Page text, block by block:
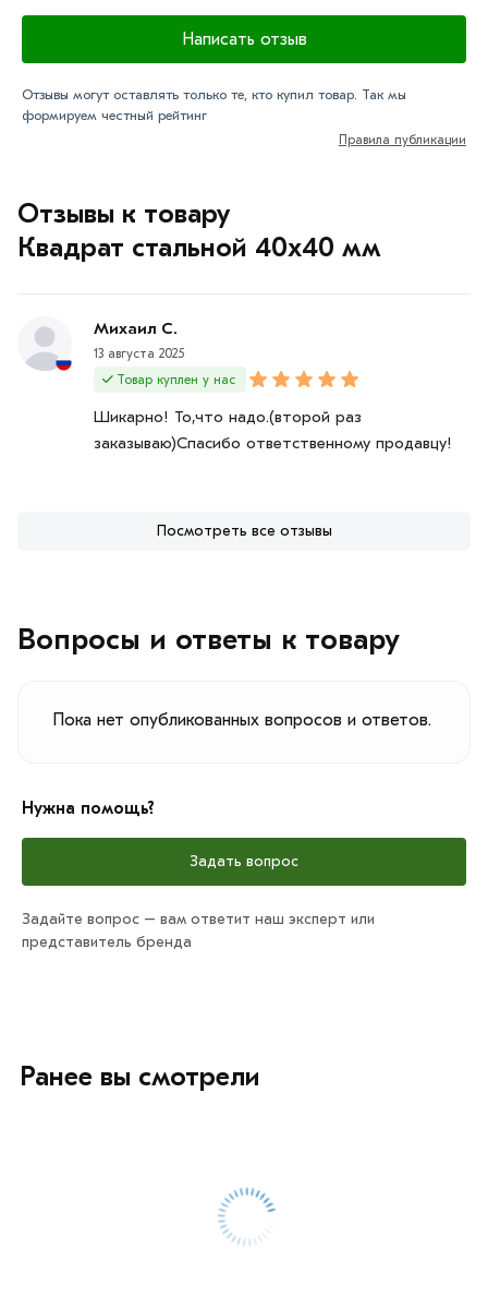
Отзывы к товару
Квадрат стальной 40х40 мм
Михаил С.
13 августа 2025
Товар куплен у нас
Шикарно! То,что надо.(второй раз
заказываю)Спасибо ответственному продавцу!
Посмотреть все отзывы
Написать отзыв
Отзывы могут оставлять только те, кто купил товар. Так мы
формируем честный рейтинг
Правила публикации
Вопросы и ответы к товару
Пока нет опубликованных вопросов и ответов.
Нужна помощь?
Задать вопрос
Задайте вопрос – вам ответит наш эксперт или
представитель бренда
Ранее вы смотрели